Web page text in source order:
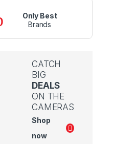
Only Best
Brands
CATCH
BIG
DEALS
ON THE
CAMERAS
Shop
now